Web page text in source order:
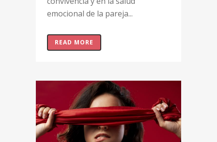
emocional de la pareja...
READ MORE